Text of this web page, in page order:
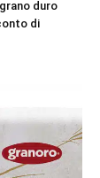
duro
di